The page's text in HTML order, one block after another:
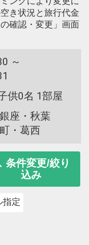
き状況と旅行代金
確認・変更」画面
～
供0名 1部屋
座・秋葉
・葛西
条件変更/絞り
込み
指定